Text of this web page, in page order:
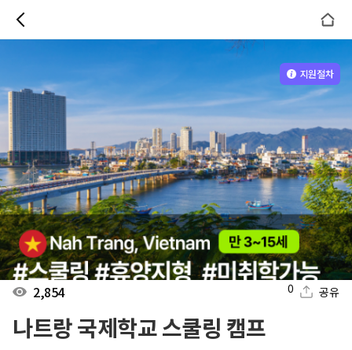
2,854 0 공유
나트랑 국제학교 스쿨링 캠프
지원절차